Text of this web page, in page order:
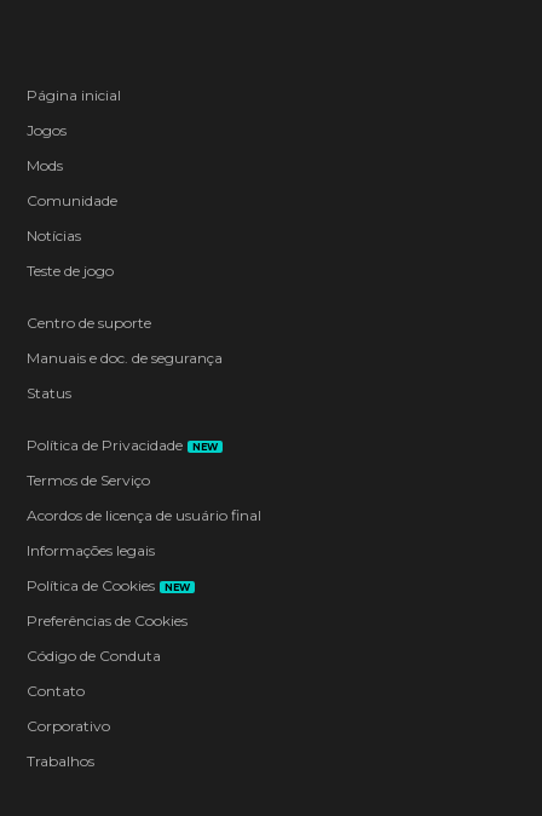
Página inicial
Jogos
Mods
Comunidade
Notícias
Teste de jogo
Centro de suporte
Manuais e doc. de segurança
Status
Política de Privacidade NEW
Termos de Serviço
Acordos de licença de usuário final
Informações legais
Política de Cookies
NEW
Preferências de Cookies
Código de Conduta
Contato
Corporativo
Trabalhos